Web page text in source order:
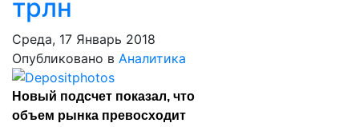
трлн
Среда, 17 Январь 2018
Опубликовано в Аналитика
Новый подсчет показал, что
объем рынка превосходит